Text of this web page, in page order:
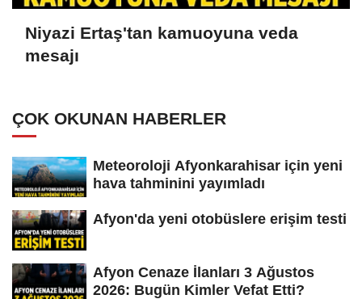
Niyazi Ertaş'tan kamuoyuna veda
mesajı
ÇOK OKUNAN HABERLER
Meteoroloji Afyonkarahisar için yeni
hava tahminini yayımladı
Afyon'da yeni otobüslere erişim testi
Afyon Cenaze İlanları 3 Ağustos
2026: Bugün Kimler Vefat Etti?